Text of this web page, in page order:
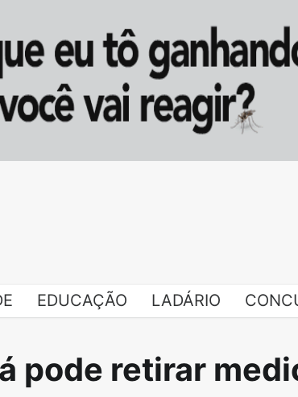
EDUCAÇÃO LADÁRIO
pode retirar